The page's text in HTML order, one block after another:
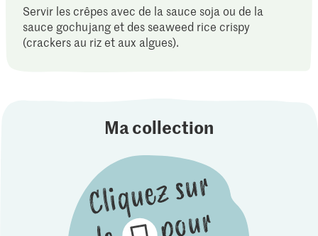
Servir les crêpes avec de la sauce soja ou de la
sauce gochujang et des seaweed rice crispy
(crackers au riz et aux algues).
Ma collection